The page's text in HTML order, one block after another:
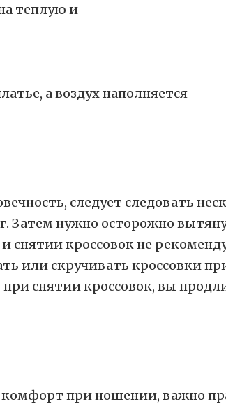
теплую и
а воздух наполняется
следует следовать
Затем нужно осторожно
кроссовок не
или скручивать кроссовки
снятии кроссовок, вы
при ношении, важно